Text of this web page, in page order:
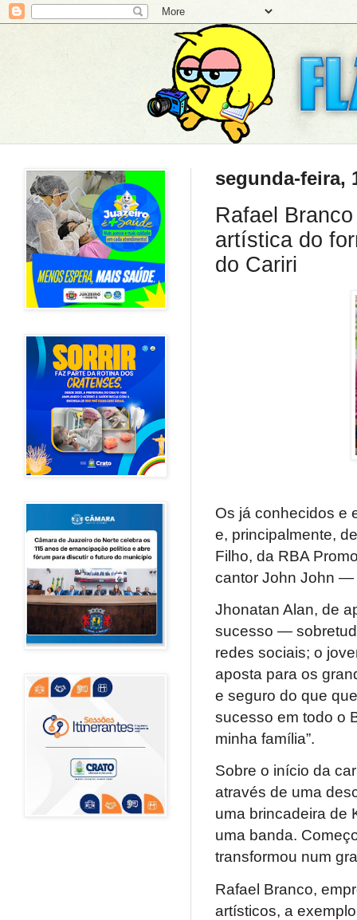
segunda-feira,
Rafael
artística do
do Cariri
Os já conhecidos e
e, principalmente,
Filho, da RBA
cantor John John —
Jhonatan Alan, de
sucesso —
redes sociais; o
aposta para os
e seguro do que
sucesso em todo o
minha família”.
Sobre o início da
através de uma
uma brincadeira de
uma banda.
transformou num
Rafael Branco,
artísticos, a